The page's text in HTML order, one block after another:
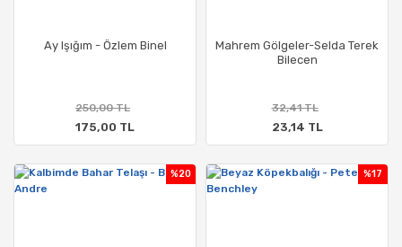
Ay Işığım - Özlem Binel
250,00 TL
175,00 TL
Mahrem Gölgeler-Selda Terek
Bilecen
32,41 TL
23,14 TL
%20 %17